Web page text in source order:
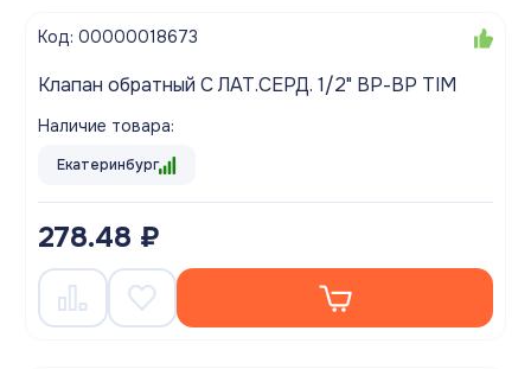
Код: 00000018673
Клапан обратный С ЛАТ.СЕРД. 1/2" ВР-ВР TIM
Наличие товара:
Екатеринбург
278.48 ₽